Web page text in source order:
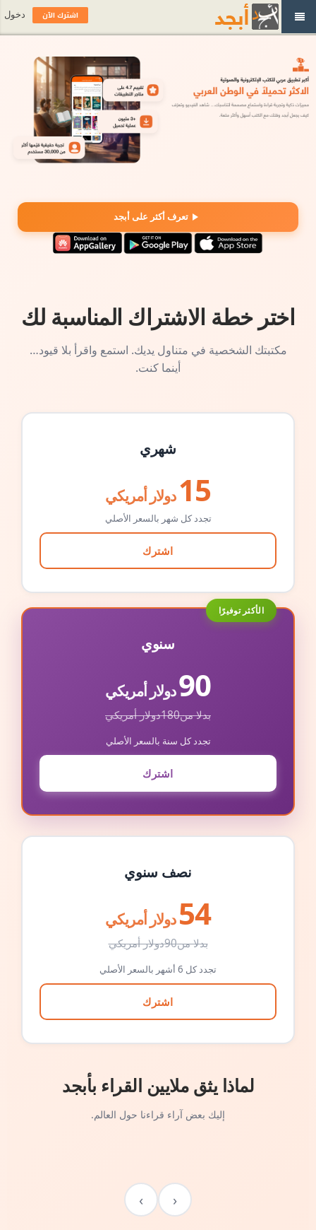
تعرف أكثر على أبجد
اختر خطة الاشتراك المناسبة لك
مكتبتك الشخصية في متناول يديك. استمع واقرأ بلا قيود…
أينما كنت.
شهري
15 دولار أمريكي
تجدد كل شهر بالسعر الأصلي
اشترك
الأكثر توفيرًا
سنوي
90دولار أمريكي
بدلا من180دولار أمريكي
تجدد كل سنة بالسعر الأصلي
اشترك
نصف سنوي
54 دولار أمريكي
بدلا من90دولار أمريكي
تجدد كل 6 أشهر بالسعر الأصلي
اشترك
لماذا يثق ملايين القراء بأبجد
إليك بعض آراء قراءنا حول العالم.
‹
›
اشترك الآن دخول